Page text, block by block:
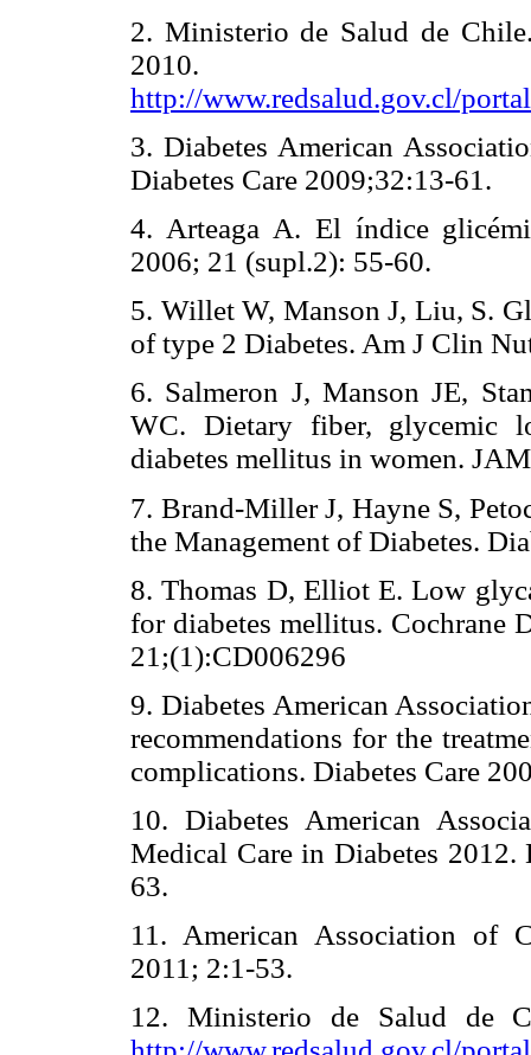
2. Ministerio de Salud de
2010.
http://www.redsalud.gov.cl/
3. Diabetes American
Diabetes Care 2009;32:13-61.
4. Arteaga A. El índice
2006; 21 (supl.2): 55-60.
5. Willet W, Manson J, Liu, S.
of type 2 Diabetes. Am J Clin
6. Salmeron J, Manson JE,
WC. Dietary fiber, glycemic
diabetes mellitus in women.
7. Brand-Miller J, Hayne S,
the Management of Diabetes.
8. Thomas D, Elliot E. Low
for diabetes mellitus. Cochrane
21;(1):CD006296
9. Diabetes American
recommendations for the
complications. Diabetes Care
10. Diabetes American
Medical Care in Diabetes 2012.
63.
11. American Association of
2011; 2:1-53.
12. Ministerio de Salud de